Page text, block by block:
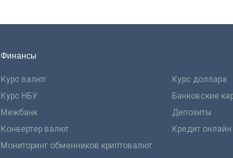
Финансы
Курс валют Курс доллара
Курс НБУ
Банковские
Межбанк
Депозиты
Конвертер валют
Кредит онлайн
Мониторинг обменников криптовалют